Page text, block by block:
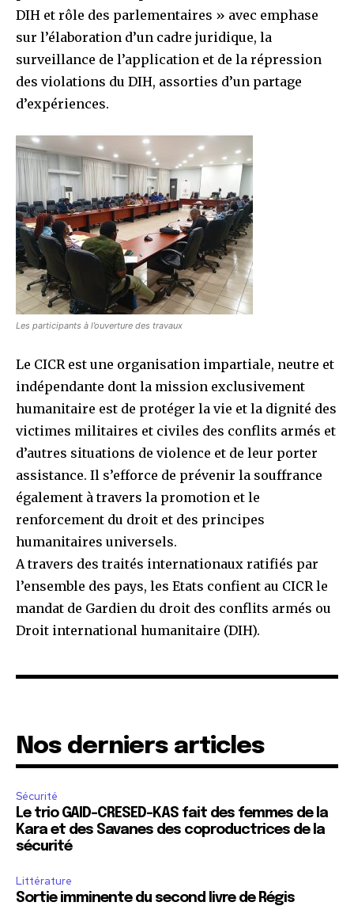
DIH et rôle des parlementaires » avec emphase
sur l’élaboration d’un cadre juridique, la
surveillance de l’application et de la répression
des violations du DIH, assorties d’un partage
d’expériences.
Les participants à l’ouverture des travaux
Le CICR est une organisation impartiale, neutre et
indépendante dont la mission exclusivement
humanitaire est de protéger la vie et la dignité des
victimes militaires et civiles des conflits armés et
d’autres situations de violence et de leur porter
assistance. Il s’efforce de prévenir la souffrance
également à travers la promotion et le
renforcement du droit et des principes
humanitaires universels.
A travers des traités internationaux ratifiés par
l’ensemble des pays, les Etats confient au CICR le
mandat de Gardien du droit des conflits armés ou
Droit international humanitaire (DIH).
Nos derniers articles
Sécurité
Le trio GAID-CRESED-KAS fait des femmes de la
Kara et des Savanes des coproductrices de la
sécurité
Littérature
Sortie imminente du second livre de Régis